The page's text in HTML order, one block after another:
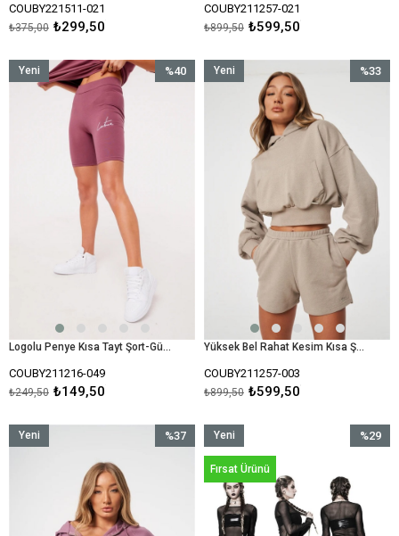
COUBY221511-021
₺299,50
₺375,00
COUBY211257-021
₺599,50
₺899,50
Logolu Penye Kısa Tayt Şort-Gülkurusu
COUBY211216-049
₺149,50
₺249,50
%40
Yeni
Yüksek Bel Rahat Kesim Kısa Şort-Vizon
COUBY211257-003
₺599,50
₺899,50
%33
Yeni
%37
%37İndirim
Yeni
%29
Yeni
Ürün
Fırsat Ürünü